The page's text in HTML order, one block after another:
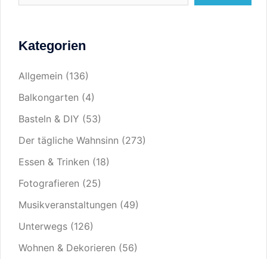
Kategorien
Allgemein (136)
Balkongarten (4)
Basteln & DIY (53)
Der tägliche Wahnsinn (273)
Essen & Trinken (18)
Fotografieren (25)
Musikveranstaltungen (49)
Unterwegs (126)
Wohnen & Dekorieren (56)